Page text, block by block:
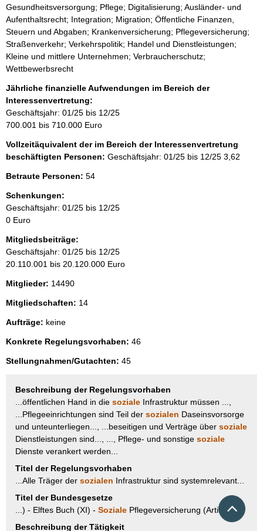
Gesundheitsversorgung; Pflege; Digitalisierung; Ausländer- und
Aufenthaltsrecht; Integration; Migration; Öffentliche Finanzen,
Steuern und Abgaben; Krankenversicherung; Pflegeversicherung;
Straßenverkehr; Verkehrspolitik; Handel und Dienstleistungen;
Kleine und mittlere Unternehmen; Verbraucherschutz;
Wettbewerbsrecht
Jährliche finanzielle Aufwendungen im Bereich der
Interessenvertretung:
Geschäftsjahr: 01/25 bis 12/25
700.001 bis 710.000 Euro
Vollzeitäquivalent der im Bereich der Interessenvertretung
beschäftigten Personen: Geschäftsjahr: 01/25 bis 12/25 3,62
Betraute Personen: 54
Schenkungen:
Geschäftsjahr: 01/25 bis 12/25
0 Euro
Mitgliedsbeiträge:
Geschäftsjahr: 01/25 bis 12/25
20.110.001 bis 20.120.000 Euro
Mitglieder: 14490
Mitgliedschaften: 14
Aufträge: keine
Konkrete Regelungsvorhaben: 46
Stellungnahmen/Gutachten: 45
Beschreibung der Regelungsvorhaben
...öffentlichen Hand in die soziale Infrastruktur müssen ...,
...Pflegeeinrichtungen sind Teil der sozialen Daseinsvorsorge
und unteunterliegen..., ...beseitigen und Verträge über soziale
Dienstleistungen sind..., ..., Pflege- und sonstige soziale
Dienste verankert werden...
Titel der Regelungsvorhaben
...Alle Träger der sozialen Infrastruktur sind systemrelevant...
Titel der Bundesgesetze
...) - Elftes Buch (XI) - Soziale Pflegeversicherung (Artikel...
Beschreibung der Tätigkeit